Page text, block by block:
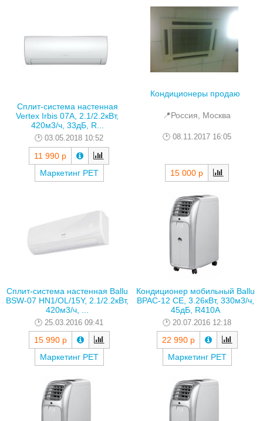
Сплит-система настенная
Vertex Irbis 07A, 2.1/2.2кВт,
420м3/ч, 33дБ, R...
03.05.2018 10:52
11 990 р
Маркетинг РЕТ
Кондиционеры продаю
📍Россия, Москва
08.11.2017 16:05
15 000 р
Сплит-система настенная Ballu
BSW-07 HN1/OL/15Y, 2.1/2.2кВт,
420м3/ч, ...
25.03.2016 09:41
15 990 р
Маркетинг РЕТ
Кондиционер мобильный Ballu
BPAC-12 CE, 3.26кВт, 330м3/ч,
45дБ, R410A
20.07.2016 12:18
22 990 р
Маркетинг РЕТ